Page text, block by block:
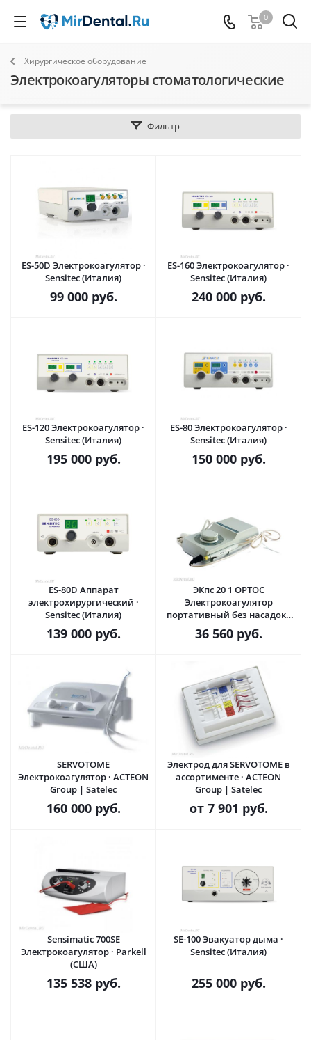
0
Хирургическое оборудование
Электрокоагуляторы стоматологические
Фильтр
ES-50D Электрокоагулятор ·
Sensitec (Италия)
99 000руб.
ES-160 Электрокоагулятор ·
Sensitec (Италия)
240 000руб.
ES-120 Электрокоагулятор ·
Sensitec (Италия)
195 000руб.
ES-80 Электрокоагулятор ·
Sensitec (Италия)
150 000руб.
ES-80D Аппарат
электрохирургический ·
Sensitec (Италия)
139 000руб.
ЭКпс 20 1 ОРТОС
Электрокоагулятор
портативный без насадок ·
Рубикон-Инновация (Россия)
36 560руб.
SERVOTOME
Электрокоагулятор · ACTEON
Group | Satelec
160 000руб.
Электрод для SERVOTOME в
ассортименте · ACTEON
Group | Satelec
от 7 901 руб.
Sensimatic 700SE
Электрокоагулятор · Parkell
(США)
135 538руб.
SE-100 Эвакуатор дыма ·
Sensitec (Италия)
255 000руб.